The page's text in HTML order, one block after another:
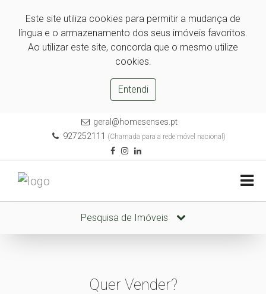
Este site utiliza cookies para permitir a mudança de
língua e o armazenamento dos seus imóveis favoritos.
Ao utilizar este site, concorda que o mesmo utilize
cookies.
Entendi
geral@homesenses.pt
927252111 (Chamada para a rede móvel nacional)
Pesquisa de Imóveis
Quer Vender?